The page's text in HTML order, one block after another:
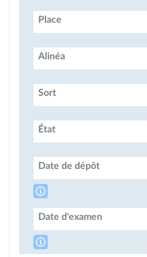
Place
Alinéa
Sort
État
Date de dépôt
Date d'examen